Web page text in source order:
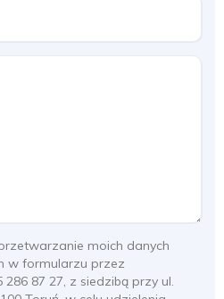
moich danych
w formularzu przez
286 87 27, z siedzibą przy ul.